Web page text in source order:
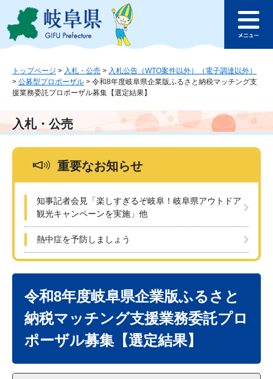
ジ
ュ
本
文
このページの本文へ
ュ
トップページ > 入札・公売 > 入札公告（WTO案件以外）（電子調達以外）
> 公募型プロポーザル > 令和8年度岐阜県企業版ふるさと納税マッチング支
援業務委託プロポーザル募集【選定結果】
入札・公売
重要なお知らせ
知事記者会見「楽しすぎるぞ岐阜！岐阜県アウトドア
観光キャンペーンを実施」他
熱中症を予防しましょう
令和8年度岐阜県企業版ふるさと
納税マッチング支援業務委託プロ
ポーザル募集【選定結果】